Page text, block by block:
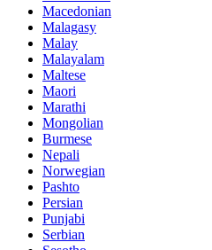
Macedonian
Malagasy
Malay
Malayalam
Maltese
Maori
Marathi
Mongolian
Burmese
Nepali
Norwegian
Pashto
Persian
Punjabi
Serbian